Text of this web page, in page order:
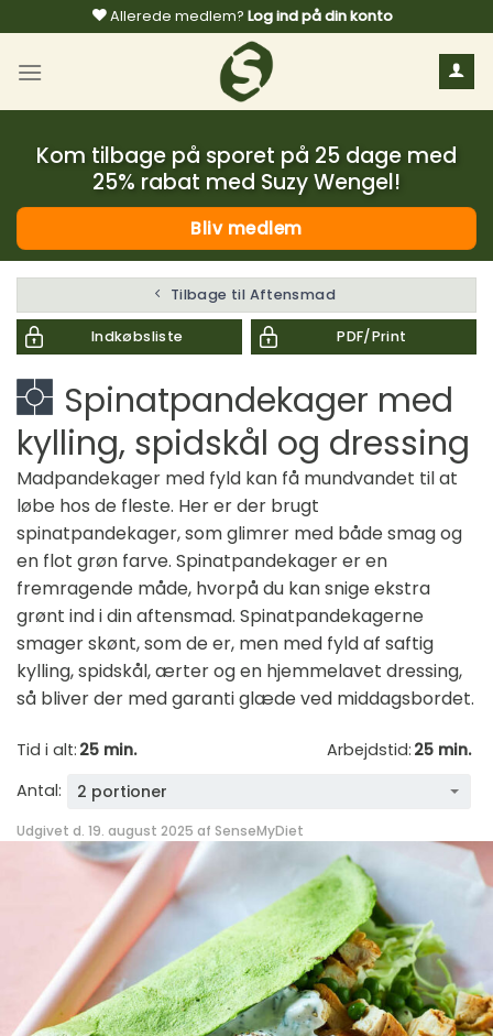
til
indhold
Allerede medlem? Log ind på din konto
Kom tilbage på sporet på 25 dage med
25% rabat med Suzy Wengel!
Bliv medlem
Tilbage til Aftensmad
Indkøbsliste PDF/Print
Spinatpandekager med
kylling, spidskål og dressing
Madpandekager med fyld kan få mundvandet til at
løbe hos de fleste. Her er der brugt
spinatpandekager, som glimrer med både smag og
en flot grøn farve. Spinatpandekager er en
fremragende måde, hvorpå du kan snige ekstra
grønt ind i din aftensmad. Spinatpandekagerne
smager skønt, som de er, men med fyld af saftig
kylling, spidskål, ærter og en hjemmelavet dressing,
så bliver der med garanti glæde ved middagsbordet.
Tid i alt: 25 min. Arbejdstid: 25 min.
Antal:
2 portioner
Udgivet d. 19. august 2025 af SenseMyDiet